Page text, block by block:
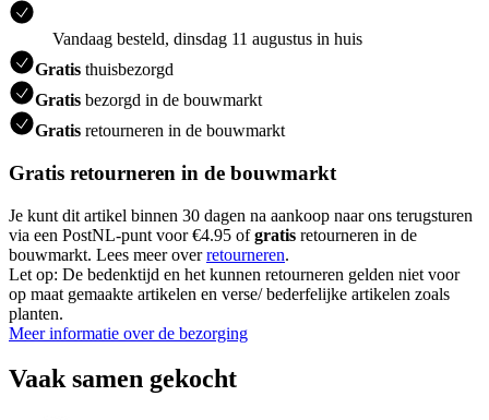
Vandaag besteld, dinsdag 11 augustus in huis
Gratis thuisbezorgd
Gratis bezorgd in de bouwmarkt
Gratis retourneren in de bouwmarkt
Gratis retourneren in de bouwmarkt
Je kunt dit artikel binnen 30 dagen na aankoop naar ons terugsturen
via een PostNL-punt voor €4.95 ofgratis retourneren in de
bouwmarkt. Lees meer overretourneren.
Let op: De bedenktijd en het kunnen retourneren gelden niet voor
op maat gemaakte artikelen en verse/ bederfelijke artikelen zoals
planten.
Meer informatie over de bezorging
Vaak samen gekocht